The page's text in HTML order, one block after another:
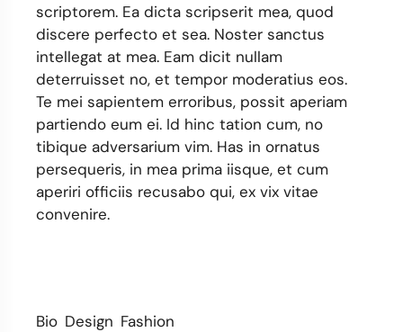
scriptorem. Ea dicta scripserit mea, quod
discere perfecto et sea. Noster sanctus
intellegat at mea. Eam dicit nullam
deterruisset no, et tempor moderatius eos.
Te mei sapientem erroribus, possit aperiam
partiendo eum ei. Id hinc tation cum, no
tibique adversarium vim. Has in ornatus
persequeris, in mea prima iisque, et cum
aperiri officiis recusabo qui, ex vix vitae
convenire.
Bio Design Fashion